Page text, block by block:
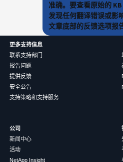
准确。要查看原始的
发现任何翻译错误或影
文章底部的反馈选项报
更多支持信息
联系支持部门
报告问题
提供反馈
安全公告
支持策略和支持服务
公司
新闻中心
活动
NetApp Insight